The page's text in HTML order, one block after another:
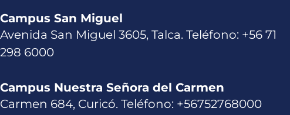
Campus San Miguel
Avenida San Miguel 3605, Talca. Teléfono: +56 71
298 6000
Campus Nuestra Señora del Carmen
Carmen 684, Curicó. Teléfono: +56752768000